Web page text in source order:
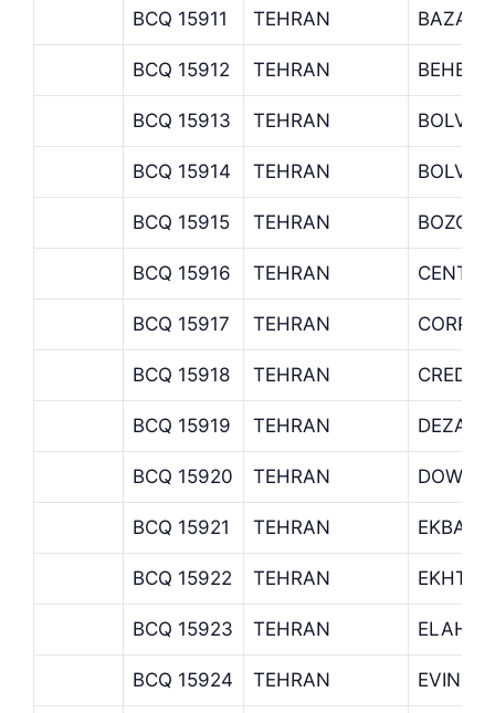
BCQ 15911 TEHRAN BAZAR
BCQ 15912 TEHRAN
BCQ 15913 TEHRAN
BCQ 15914 TEHRAN
BCQ 15915 TEHRAN
BCQ 15916 TEHRAN
BCQ 15917 TEHRAN
BCQ 15918 TEHRAN CREDIT
BCQ 15919 TEHRAN
BCQ 15920 TEHRAN
BCQ 15921 TEHRAN
BCQ 15922 TEHRAN
BCQ 15923 TEHRAN
BCQ 15924 TEHRAN EVIN